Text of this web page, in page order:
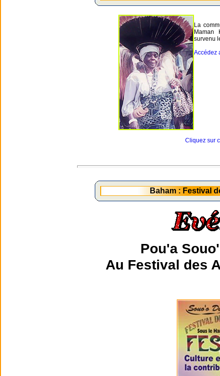
La
Maman
survenu
Accédez
Cliquez sur
Baham : Festival
Pou'a
Au Festival des